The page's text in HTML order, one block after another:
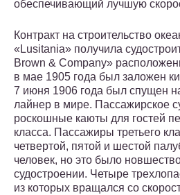
обеспечивающий лучшую
Контракт на строительство
«Lusitania» получила
Brown & Company»
в мае 1905 года был заложен
7 июня 1906 года был спущен
лайнер в мире. Пассажирское
роскошные каюты для гостей
класса. Пассажиры третьего
четвертой, пятой и шестой
человек, но это было
судостроении. Четыре
из которых вращался со